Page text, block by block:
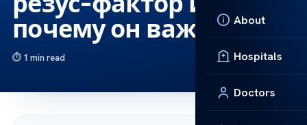
About
Hospitals
Doctors
почему он важен
1 min read